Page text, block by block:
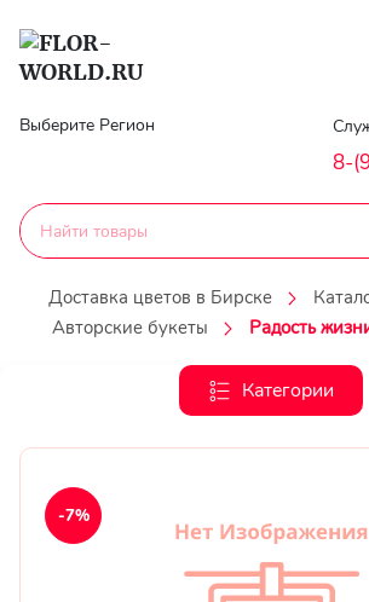
Выберите Регион
8-
Доставка цветов в Бирске
Авторские букеты
Радость
Категории
Цветы поштучно
Букеты до 2500
Каталог букетов
Корзины с цветами
Авторские букеты
Букеты из роз
-7%